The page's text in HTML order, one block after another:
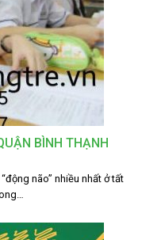
BÌNH THẠNH
não” nhiều nhất ở tất